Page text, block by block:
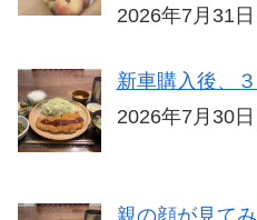
2026年7月31日
新車購入後、
2026年7月30日
親の顔が見て